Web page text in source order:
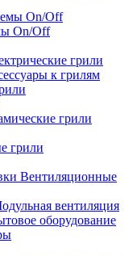
On/Off
грили
к грилям
грили
грили
Вентиляционные
вентиляция
оборудование